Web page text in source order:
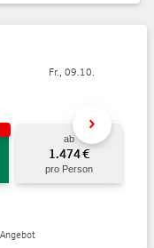
Fr., 09.10.
ab
1.474€
pro Person